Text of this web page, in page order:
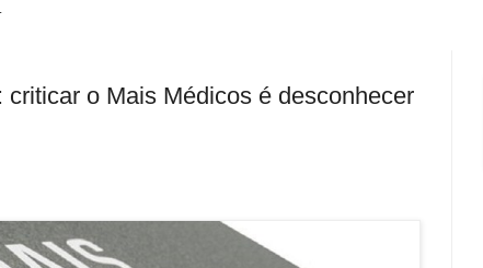
.
criticar o Mais Médicos é desconhecer